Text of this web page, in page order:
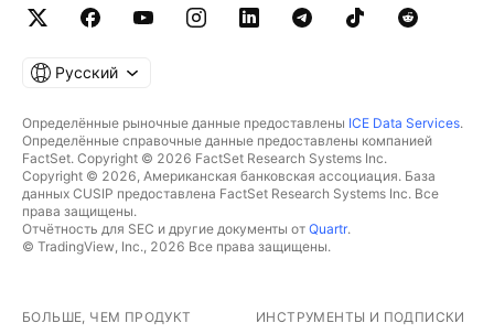
Русский
Определённые рыночные данные предоставлены ICE Data Services.
Определённые справочные данные предоставлены компанией
FactSet. Copyright © 2026 FactSet Research Systems Inc.
Copyright © 2026, Американская банковская ассоциация. База
данных CUSIP предоставлена FactSet Research Systems Inc. Все
права защищены.
Отчётность для SEC и другие документы от Quartr.
© TradingView, Inc., 2026 Все права защищены.
БОЛЬШЕ, ЧЕМ ПРОДУКТ ИНСТРУМЕНТЫ И ПОДПИСКИ